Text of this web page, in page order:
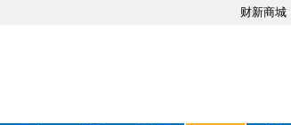
财新商城